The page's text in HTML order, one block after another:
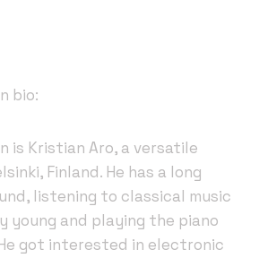
bio:
is Kristian Aro, a versatile
Finland. He has a long
listening to classical music
young and playing the piano
got interested in electronic